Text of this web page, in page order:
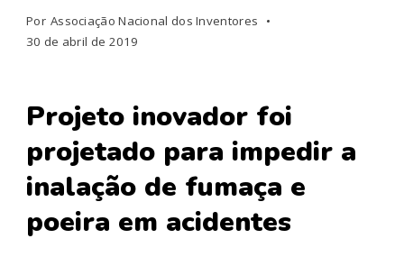
Por Associação Nacional dos Inventores
30 de abril de 2019
Projeto inovador foi
projetado para impedir a
inalação de fumaça e
poeira em acidentes